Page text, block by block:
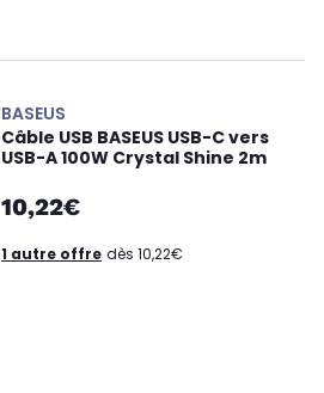
BASEUS
Câble USB BASEUS USB-C vers
USB-A 100W Crystal Shine 2m
10,22€
1 autre offre dès 10,22€